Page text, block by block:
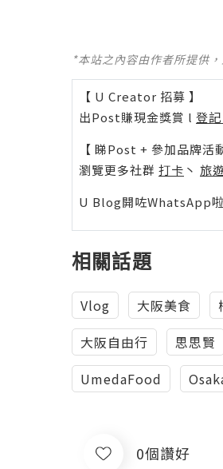
*本站之內容由作者所提供
【 U Creator 招募 】
出Post賺現金獎賞 l 登
【 睇Post + 參加品牌活
瀏覽更多社群 打卡 丶 旅
U Blog開咗WhatsApp
相關話題
Vlog 大阪美食
大阪自由行
思思賢
UmedaFood
0個讚好